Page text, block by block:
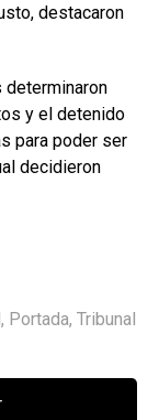
destacaron
determinaron
y el detenido
para poder ser
decidieron
, Portada, Tribunal